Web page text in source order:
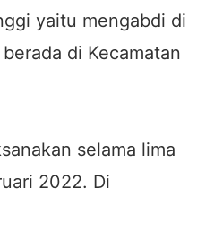
yaitu mengabdi di
di Kecamatan
selama lima
2022. Di